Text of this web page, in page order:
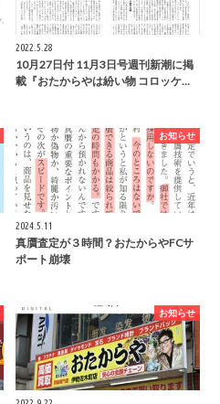
2022.5.28
10月27日付 11月3日号週刊新潮に掲
載『おたからやは紛い物 コロッケ…
お知らせ
2024.5.11
真贋査定が３時間？おたからやFCサ
ポート崩壊
お知らせ